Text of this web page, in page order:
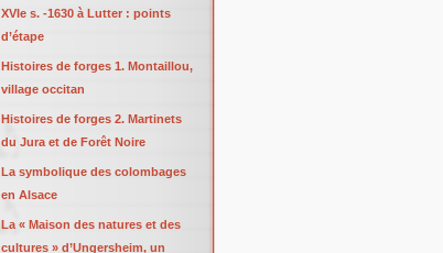
XVIe s. -1630 à Lutter : points
d’étape
Histoires de forges 1. Montaillou,
village occitan
Histoires de forges 2. Martinets
du Jura et de Forêt Noire
La symbolique des colombages
en Alsace
La « Maison des natures et des
cultures » d’Ungersheim, un